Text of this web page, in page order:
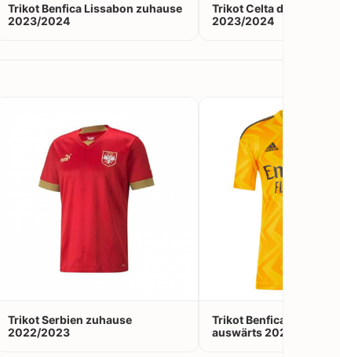
Trikot Benfica Lissabon zuhause
2023/2024
Trikot Celta de Vigo
2023/2024
Trikot Serbien zuhause
2022/2023
Trikot Benfica Lissabon
auswärts 2022/2023